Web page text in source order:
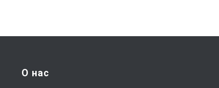
О нас